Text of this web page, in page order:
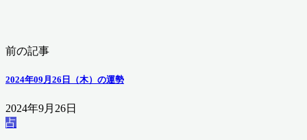
前の記事
2024年09月26日（木）の運勢
2024年9月26日
占